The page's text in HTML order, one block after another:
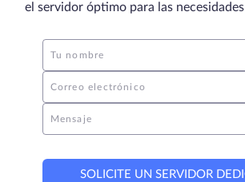
el servidor óptimo para las
Tu nombre
Correo electrónico
Mensaje
SOLICITE UN SERVIDOR